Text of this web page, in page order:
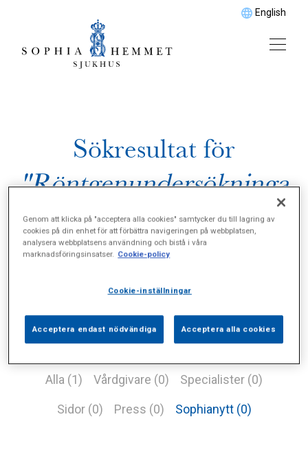
English
Sökresultat för
"Röntgenundersökninga
r"
Alla (1) Vårdgivare (0) Specialister (0)
Sidor (0) Press (0) Sophianytt (0)
Genom att klicka på "acceptera alla cookies" samtycker du till lagring av
cookies på din enhet för att förbättra navigeringen på webbplatsen,
analysera webbplatsens användning och bistå i våra
marknadsföringsinsatser. Cookie-policy
Cookie-inställningar
Acceptera endast nödvändiga Acceptera alla cookies